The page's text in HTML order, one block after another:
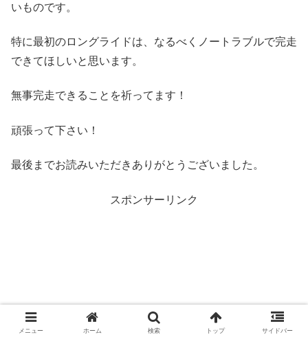
いものです。
特に最初のロングライドは、なるべくノートラブルで完走
できてほしいと思います。
無事完走できることを祈ってます！
頑張って下さい！
最後までお読みいただきありがとうございました。
スポンサーリンク
メニュー ホーム 検索 トップ サイドバー